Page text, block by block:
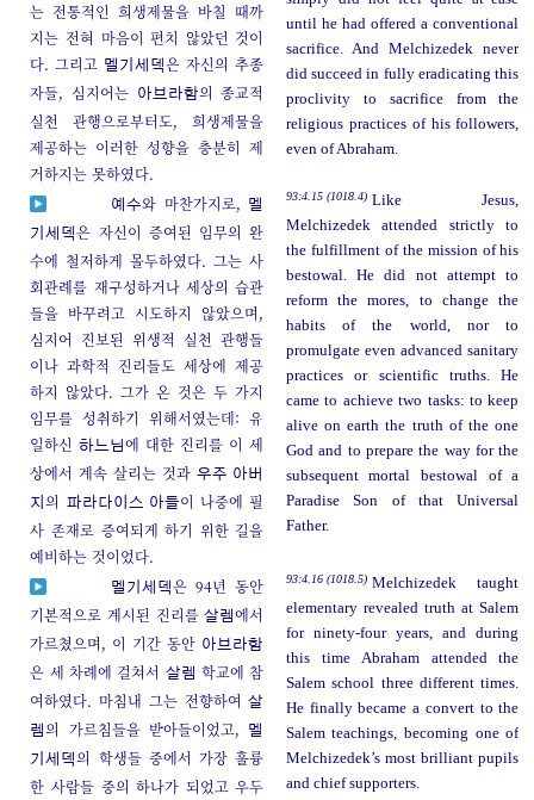
는 전통적인 희생제물을 바칠 때까
지는 전혀 마음이 편치 않았던 것이
다. 그리고 멜기세덱은 자신의 추종
자들, 심지어는
아브라함의 종교적
실천 관행으로부터도, 희생제물을
제공하는 이러한 성향을 충분히 제
거하지는 못하였다.
until he had offered a conventional
sacrifice. And Melchizedek never
did succeed in fully eradicating this
proclivity to sacrifice from the
religious practices of his followers,
even of Abraham.
예수와 마찬가지로,
멜
기세덱은 자신이 증여된 임무의 완
수에 철저하게 몰두하였다. 그는 사
회관례를 재구성하거나 세상의 습관
들을 바꾸려고 시도하지 않았으며,
심지어 진보된 위생적 실천 관행들
이나 과학적 진리들도 세상에 제공
하지 않았다. 그가 온 것은 두 가지
임무를 성취하기 위해서였는데: 유
일하신하느님에 대한 진리를 이 세
상에서 계속 살리는 것과우주 아버
지의 파라다이스 아들이 나중에 필
사 존재로 증여되게 하기 위한 길을
예비하는 것이었다.
93:4.15 (1018.4) Like Jesus,
Melchizedek attended strictly to
the fulfillment of the mission of his
bestowal. He did not attempt to
reform the mores, to change the
habits of the world, nor to
promulgate even advanced sanitary
practices or scientific truths. He
came to achieve two tasks: to keep
alive on earth the truth of the one
God and to prepare the way for the
subsequent mortal bestowal of a
Paradise Son of that Universal
Father.
멜기세덱은 94년 동안
기본적으로 계시된 진리를살렘에서
가르쳤으며, 이 기간 동안 아브라함
은 세 차례에 걸쳐서 살렘 학교에 참
여하였다. 마침내 그는 전향하여살
렘의 가르침들을 받아들이었고,
멜
기세덱의 학생들 중에서 가장 훌륭
한 사람들 중의 하나가 되었고 우두
93:4.16 (1018.5) Melchizedek taught
elementary revealed truth at Salem
for ninety-four years, and during
this time Abraham attended the
Salem school three different times.
He finally became a convert to the
Salem teachings, becoming one of
Melchizedek’s most brilliant pupils
and chief supporters.